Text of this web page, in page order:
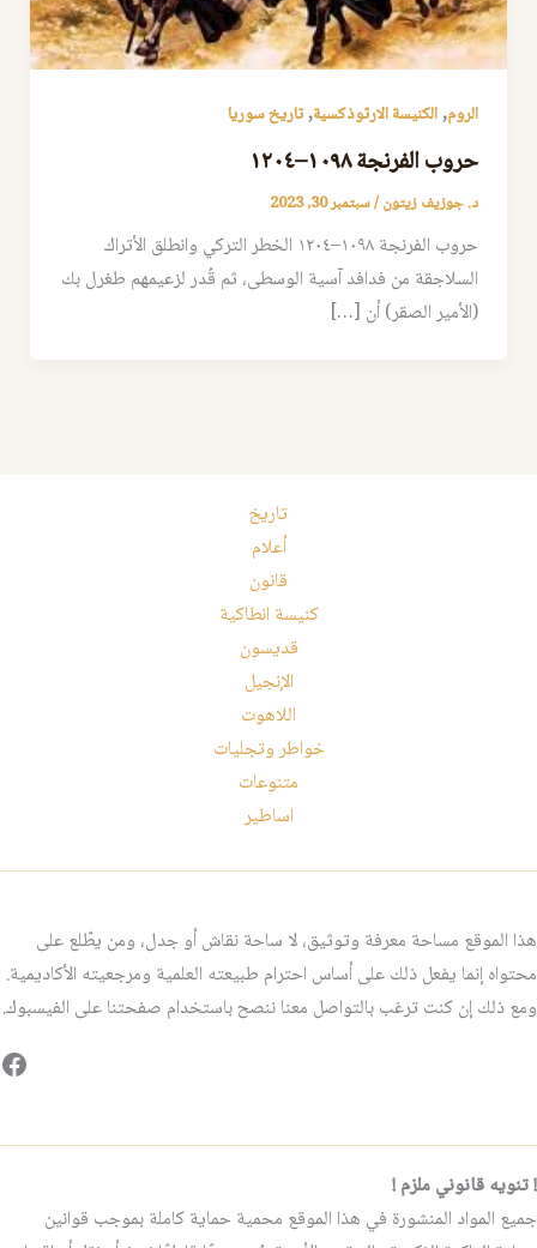
الروم,الكنيسة الارثوذكسية,تاريخ سوريا
حروب الفرنجة ١٠٩٨–١٢٠٤
د. جوزيف زيتون/سبتمبر 30, 2023
حروب الفرنجة ١٠٩٨–١٢٠٤ الخطر التركي وانطلق الأتراك
السلاجقة من فدافد آسية الوسطى، ثم قُدر لزعيمهم طغرل بك
(الأمير الصقر) أن […]
تاريخ
أعلام
قانون
كنيسة انطاكية
قديسون
الإنجيل
اللاهوت
خواطر وتجليات
متنوعات
اساطير
هذا الموقع مساحة معرفة وتوثيق، لا ساحة نقاش أو جدل، ومن يطّلع على
محتواه إنما يفعل ذلك على أساس احترام طبيعته العلمية ومرجعيته الأكاديمية.
ومع ذلك إن كنت ترغب بالتواصل معنا ننصح باستخدام صفحتنا على الفيسبوك.
! تنويه قانوني ملزم !
جميع المواد المنشورة في هذا الموقع محمية حماية كاملة بموجب قوانين